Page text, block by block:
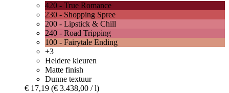
420 - True Romance
230 - Shopping Spree
200 - Lipstick & Chill
240 - Road Tripping
100 - Fairytale Ending
+3
Heldere kleuren
Matte finish
Dunne textuur
€ 17,19 (€ 3.438,00 / l)